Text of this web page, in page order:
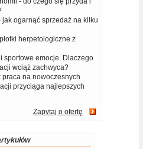
ogarnąć sprzedaż na kilku
herpetologiczne z
sportowe emocje. Dlaczego
wciąż zachwyca?
na nowoczesnych
przyciąga najlepszych
Zapytaj o ofertę